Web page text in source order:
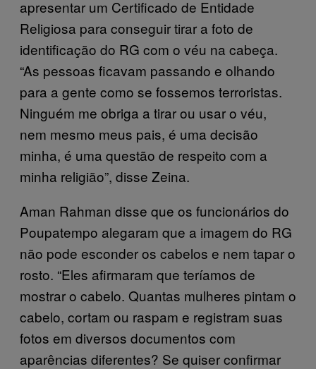
apresentar um Certificado de Entidade
Religiosa para conseguir tirar a foto de
identificação do RG com o véu na cabeça.
“As pessoas ficavam passando e olhando
para a gente como se fossemos terroristas.
Ninguém me obriga a tirar ou usar o véu,
nem mesmo meus pais, é uma decisão
minha, é uma questão de respeito com a
minha religião”, disse Zeina.
Aman Rahman disse que os funcionários do
Poupatempo alegaram que a imagem do RG
não pode esconder os cabelos e nem tapar o
rosto. “Eles afirmaram que teríamos de
mostrar o cabelo. Quantas mulheres pintam o
cabelo, cortam ou raspam e registram suas
fotos em diversos documentos com
aparências diferentes? Se quiser confirmar